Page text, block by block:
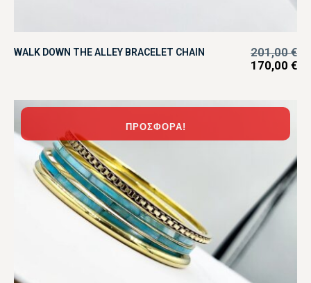
WALK DOWN THE ALLEY BRACELET CHAIN 201,00€
170,00 €
ΠΡΟΣΦΟΡΆ!